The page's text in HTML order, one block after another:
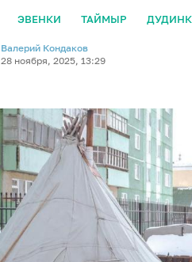
ЭВЕНКИ ТАЙМЫР
Валерий Кондаков
28 ноября, 2025, 13:29